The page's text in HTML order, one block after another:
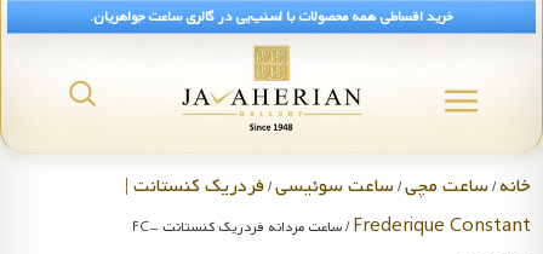
خرید اقساطی همه محصولات با اسنپ‌پی در گالری ساعت جواهریان.
خانه/ساعت مچی/ساعت سوئیسی/فردریک کنستانت |
Frederique Constant
/ ساعت مردانه فردریک کنستانت FC-